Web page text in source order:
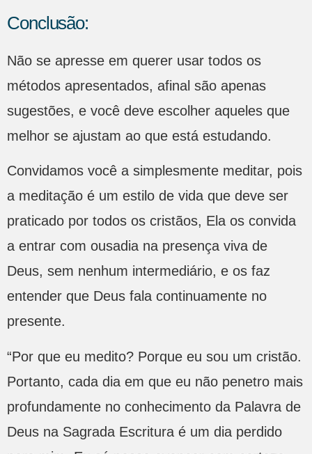
Conclusão:
Não se apresse em querer usar todos os
métodos apresentados, afinal são apenas
sugestões, e você deve escolher aqueles que
melhor se ajustam ao que está estudando.
Convidamos você a simplesmente meditar, pois
a meditação é um estilo de vida que deve ser
praticado por todos os cristãos, Ela os convida
a entrar com ousadia na presença viva de
Deus, sem nenhum intermediário, e os faz
entender que Deus fala continuamente no
presente.
“Por que eu medito? Porque eu sou um cristão.
Portanto, cada dia em que eu não penetro mais
profundamente no conhecimento da Palavra de
Deus na Sagrada Escritura é um dia perdido